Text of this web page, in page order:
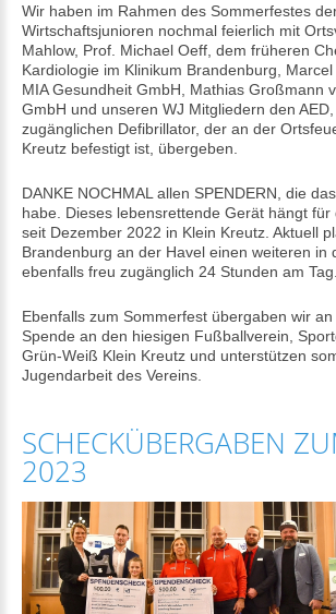
Wir haben im Rahmen des Sommerfestes
Wirtschaftsjunioren nochmal feierlich mit
Mahlow, Prof. Michael Oeff, dem früheren
Kardiologie im Klinikum Brandenburg,
MIA Gesundheit GmbH , Mathias Großmann
GmbH und unseren WJ Mitgliedern den
zugänglichen Defibrillator, der an der
Kreutz befestigt ist, übergeben.
DANKE NOCHMAL allen SPENDERN, die
habe. Dieses lebensrettende Gerät hängt für
seit Dezember 2022 in Klein Kreutz. Aktuell
Brandenburg an der Havel einen weiteren in
ebenfalls freu zugänglich 24 Stunden am Tag.
Ebenfalls zum Sommerfest übergaben wir
Spende an den hiesigen Fußballverein,
Grün-Weiß Klein Kreutz und unterstützen
Jugendarbeit des Vereins.
SCHECKÜBERGABEN
2023